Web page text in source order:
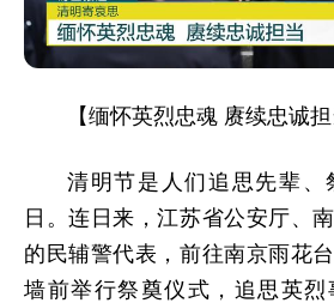
【缅怀英烈忠魂 赓续忠诚担
清明节是人们追思先辈、
日。连日来，江苏省公安厅、
的民辅警代表，前往南京雨花
墙前举行祭奠仪式，追思英烈